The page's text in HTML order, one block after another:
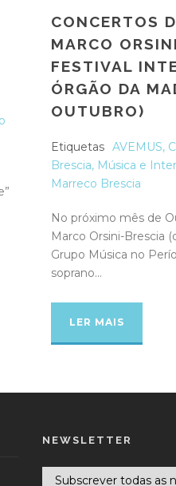
CONCERTOS
MARCO
FESTIVAL
ÓRGÃO DA
OUTUBRO)
Etiquetas AVEMUS,
Brescia, Música e
Marreco Brescia
No próximo mês de
Marco Orsini-Brescia
Grupo Música no
soprano...
LER MAIS
NEWSLETTER
Subscrever todas as